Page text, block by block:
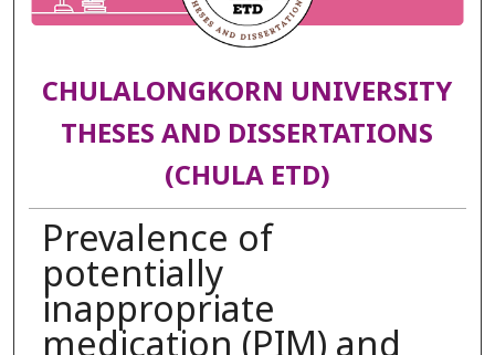
CHULALONGKORN UNIVERSITY
THESES AND DISSERTATIONS
(CHULA ETD)
Prevalence of
potentially
inappropriate